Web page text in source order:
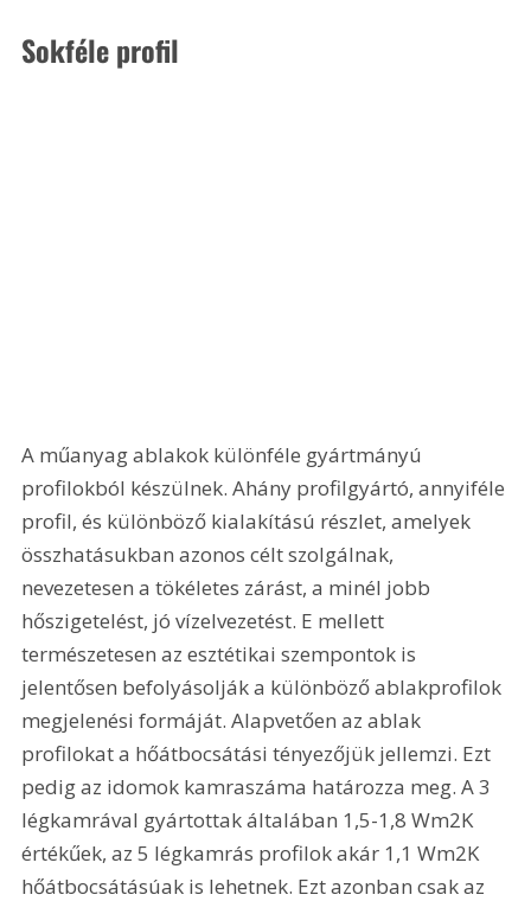
Sokféle profil
A műanyag ablakok különféle gyártmányú
profilokból készülnek. Ahány profilgyártó, annyiféle
profil, és különböző kialakítású részlet, amelyek
összhatásukban azonos célt szolgálnak,
nevezetesen a tökéletes zárást, a minél jobb
hőszigetelést, jó vízelvezetést. E mellett
természetesen az esztétikai szempontok is
jelentősen befolyásolják a különböző ablakprofilok
megjelenési formáját. Alapvetően az ablak
profilokat a hőátbocsátási tényezőjük jellemzi. Ezt
pedig az idomok kamraszáma határozza meg. A 3
légkamrával gyártottak általában 1,5-1,8 Wm2K
értékűek, az 5 légkamrás profilok akár 1,1 Wm2K
hőátbocsátásúak is lehetnek. Ezt azonban csak az